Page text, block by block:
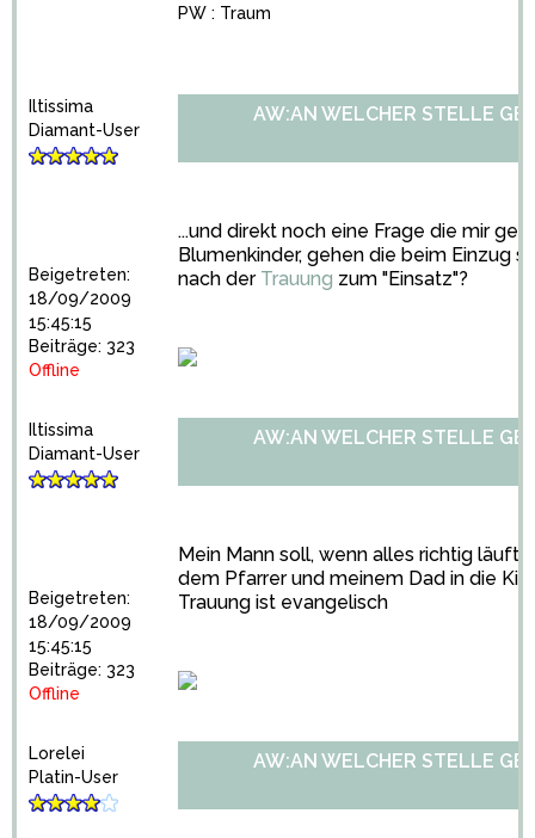
PW : Traum
Iltissima
Diamant-User
Beigetreten:
18/09/2009
15:45:15
Beiträge: 323
Offline
AW:AN WELCHER STELLE
...und direkt noch eine Frage die mir
Blumenkinder, gehen die beim Einzug
nach der Trauung zum "Einsatz"?
Iltissima
Diamant-User
Beigetreten:
18/09/2009
15:45:15
Beiträge: 323
Offline
AW:AN WELCHER STELLE
Mein Mann soll, wenn alles richtig
dem Pfarrer und meinem Dad in die
Trauung ist evangelisch
Lorelei
Platin-User
AW:AN WELCHER STELLE